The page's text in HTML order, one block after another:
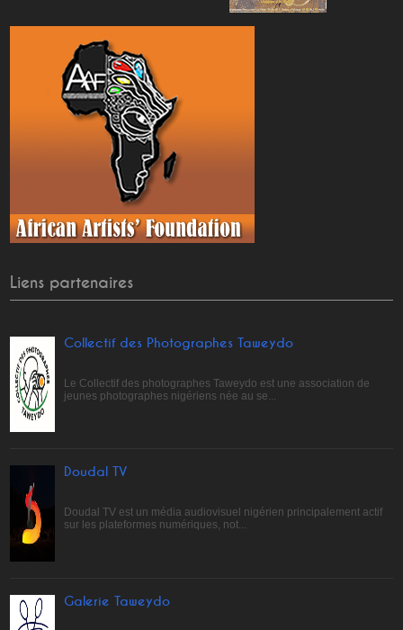
Liens partenaires
Collectif des Photographes Taweydo
Le Collectif des photographes Taweydo est une association de
jeunes photographes nigériens née au se...
Doudal TV
Doudal TV est un média audiovisuel nigérien principalement actif
sur les plateformes numériques, not...
Galerie Taweydo